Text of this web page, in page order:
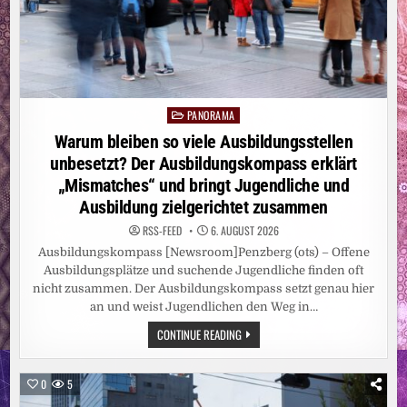
PostedPANORAMA
Warum bleiben so viele Ausbildungsstellen
unbesetzt? Der Ausbildungskompass erklärt
„Mismatches“ und bringt Jugendliche und
Ausbildung zielgerichtet zusammen
RSS-FEED 6. AUGUST 2026
Ausbildungskompass [Newsroom]Penzberg (ots) – Offene
Ausbildungsplätze und suchende Jugendliche finden oft
nicht zusammen. Der Ausbildungskompass setzt genau hier
an und weist Jugendlichen den Weg in…
CONTINUE READINGWARUM
BLEIBEN
SO
VIELE
AUSBILDUNGSSTELLEN
UNBESETZT?
0 5